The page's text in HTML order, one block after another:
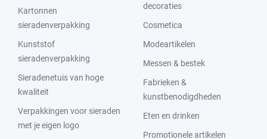
Kartonnen
sieradenverpakking
Kunststof
sieradenverpakking
Sieradenetuis van hoge
kwaliteit
Verpakkingen voor sieraden
met je eigen logo
decoraties
Cosmetica
Modeartikelen
Messen & bestek
Fabrieken &
kunstbenodigdheden
Eten en drinken
Promotionele artikelen